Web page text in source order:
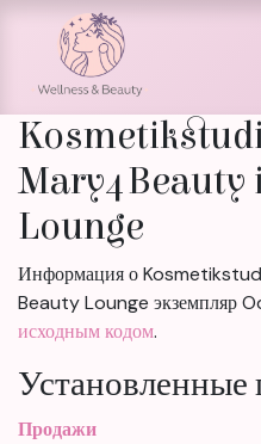
Перейти к содержимому
Mary4Beauty
Lounge
Информация о
Beauty Lounge экземпляр
исходным кодом.
Продажи